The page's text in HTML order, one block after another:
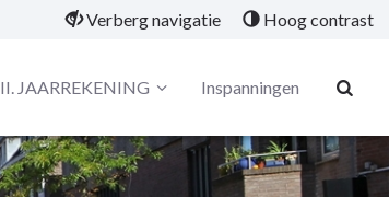
Verberg navigatie Hoog contrast
II. JAARREKENING Inspanningen